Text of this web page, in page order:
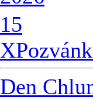
15
X
Den